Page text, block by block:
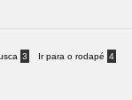
3 Ir para o rodapé 4